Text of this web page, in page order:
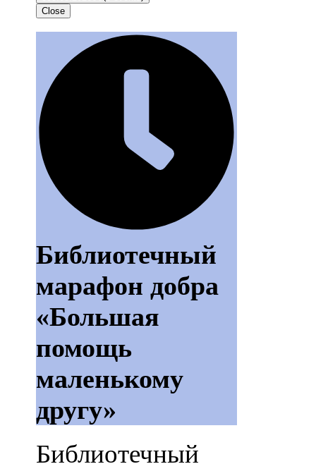
Close
Библиотечный
марафон добра
«Большая
помощь
маленькому
другу»
Библиотечный